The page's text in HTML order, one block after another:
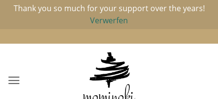
Thank you so much for your support over the years!
Verwerfen
Inhalt